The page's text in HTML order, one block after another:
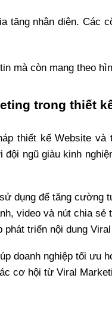
nhận diện. Các
mà còn mang theo
trong thiết
thiết kế Website
ngũ giàu kinh
dụng để tăng
video và nút chia sẻ
triển nội dung
doanh nghiệp tối ưu
cơ hội từ Viral